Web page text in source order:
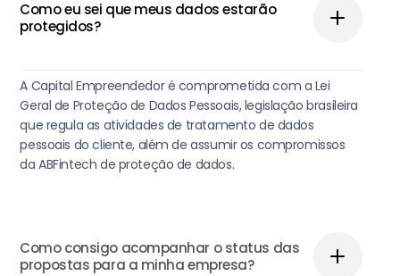
Como eu sei que meus dados estarão
protegidos?
A Capital Empreendedor é comprometida com a Lei
Geral de Proteção de Dados Pessoais, legislação brasileira
que regula as atividades de tratamento de dados
pessoais do cliente, além de assumir os compromissos
da ABFintech de proteção de dados.
Como consigo acompanhar o status das
propostas para a minha empresa?